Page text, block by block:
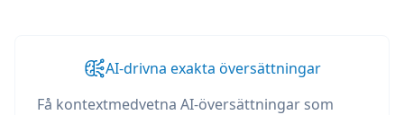
AI-drivna exakta översättningar
Få kontextmedvetna AI-översättningar som